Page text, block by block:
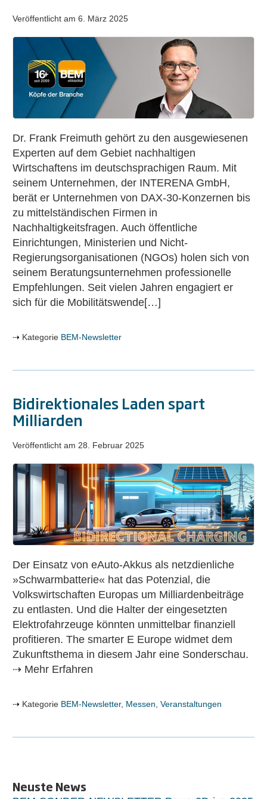
Veröffentlicht am 6. März 2025
Köpfe
der
Branche:
Dr.
Frank
Freimuth
im
Portait
Dr. Frank Freimuth gehört zu den ausgewiesenen
Experten auf dem Gebiet nachhaltigen
Wirtschaftens im deutschsprachigen Raum. Mit
seinem Unternehmen, der INTERENA GmbH,
berät er Unternehmen von DAX-30-Konzernen bis
zu mittelständischen Firmen in
Nachhaltigkeitsfragen. Auch öffentliche
Einrichtungen, Ministerien und Nicht-
Regierungsorganisationen (NGOs) holen sich von
seinem Beratungsunternehmen professionelle
Empfehlungen. Seit vielen Jahren engagiert er
sich für die Mobilitätswende[…]
Kategorie BEM-Newsletter
Bidirektionales Laden spart
Milliarden
Veröffentlicht am 28. Februar 2025
Bidirektionales
Laden
spart
Milliarden
Der Einsatz von eAuto-Akkus als netzdienliche
»Schwarmbatterie« hat das Potenzial, die
Volkswirtschaften Europas um Milliardenbeiträge
zu entlasten. Und die Halter der eingesetzten
Elektrofahrzeuge könnten unmittelbar finanziell
profitieren. The smarter E Europe widmet dem
Zukunftsthema in diesem Jahr eine Sonderschau.
⇢ Mehr Erfahren
Kategorie BEM-Newsletter, Messen Veranstaltungen
Neuste News